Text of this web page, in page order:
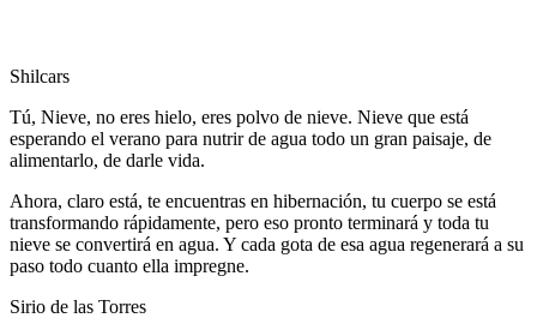
Shilcars
Tú, Nieve, no eres hielo, eres polvo de nieve. Nieve que está
esperando el verano para nutrir de agua todo un gran paisaje, de
alimentarlo, de darle vida.
Ahora, claro está, te encuentras en hibernación, tu cuerpo se está
transformando rápidamente, pero eso pronto terminará y toda tu
nieve se convertirá en agua. Y cada gota de esa agua regenerará a su
paso todo cuanto ella impregne.
Sirio de las Torres